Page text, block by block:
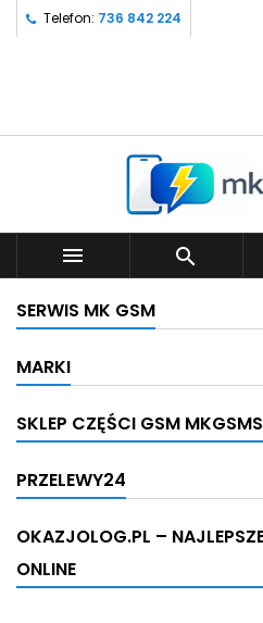
Telefon: 736 842 224
 
SERWIS MK GSM
MARKI
SKLEP CZĘŚCI GSM
PRZELEWY24
OKAZJOLOG.PL –
ONLINE